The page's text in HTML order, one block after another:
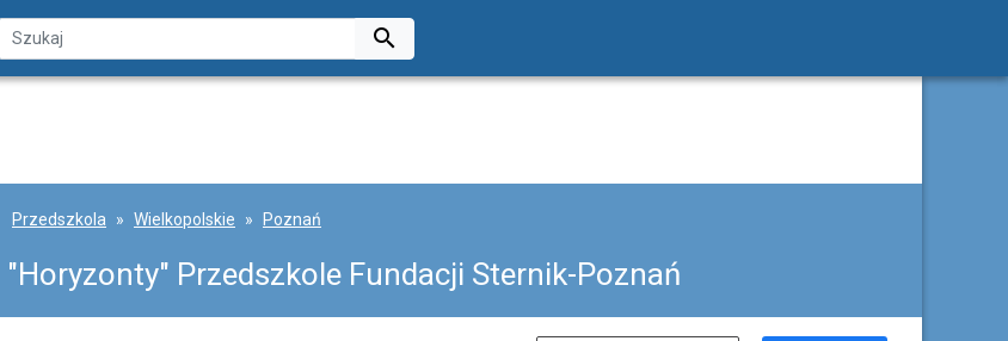

Przedszkola Wielkopolskie Poznań
"Horyzonty" Przedszkole Fundacji Sternik-Poznań